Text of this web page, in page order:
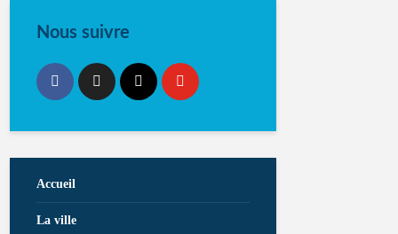
Nous suivre
Accueil
La ville